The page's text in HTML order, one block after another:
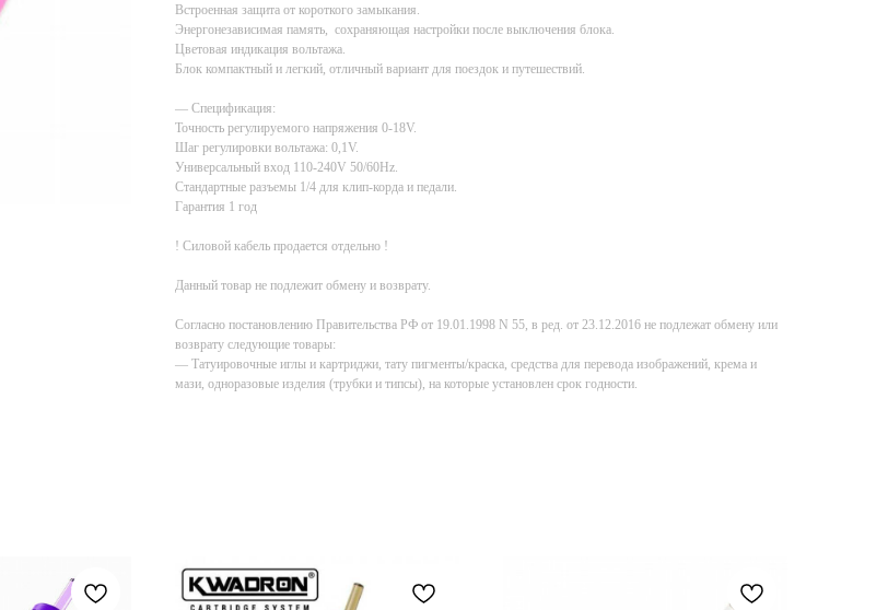
Встроенная защита от короткого замыкания.
Энергонезависимая память, сохраняющая настройки после выключения блока.
Цветовая индикация вольтажа.
Блок компактный и легкий, отличный вариант для поездок и путешествий.
— Спецификация:
Точность регулируемого напряжения 0-18V.
Шаг регулировки вольтажа: 0,1V.
Универсальный вход 110-240V 50/60Hz.
Стандартные разъемы 1/4 для клип-корда и педали.
Гарантия 1 год
! Силовой кабель продается отдельно !
Данный товар не подлежит обмену и возврату.
Согласно постановлению Правительства РФ от 19.01.1998 N 55, в ред. от 23.12.2016 не подлежат обмену или
возврату следующие товары:
— Татуировочные иглы и картриджи, тату пигменты/краска, средства для перевода изображений, крема и
мази, одноразовые изделия (трубки и типсы), на которые установлен срок годности.